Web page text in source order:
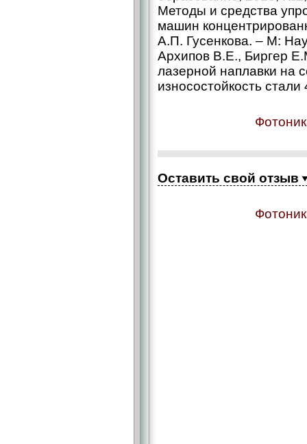
Методы и средства
машин
А.П. Гусенкова. – М:
Архипов В.Е., Биргер
лазерной наплавки на
износостойкость
Оставить свой отзыв